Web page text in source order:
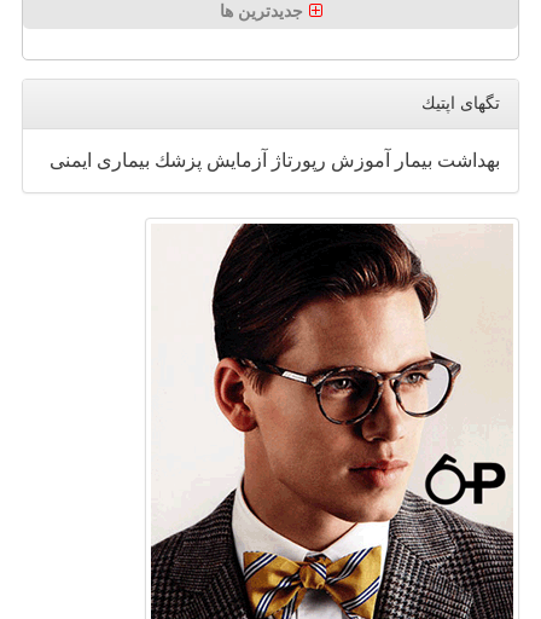
جدیدترین ها
تگهای اپتیك
بهداشت بیمار آموزش رپورتاژ آزمایش پزشك بیماری ایمنی